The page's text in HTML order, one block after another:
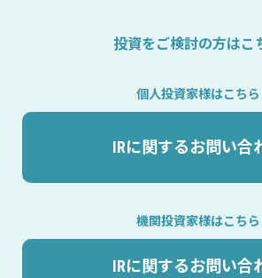
投資をご検討の方はこ
個人投資家様はこちら
IRに関するお問い合
機関投資家様はこちら
IRに関するお問い合